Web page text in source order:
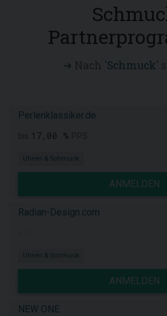
Schmuck
Perlenklassiker.de
17,00 %
Uhren & Schmuck
ANMELDEN
Radian-Design.com
Uhren & Schmuck
ANMELDEN
NEW ONE